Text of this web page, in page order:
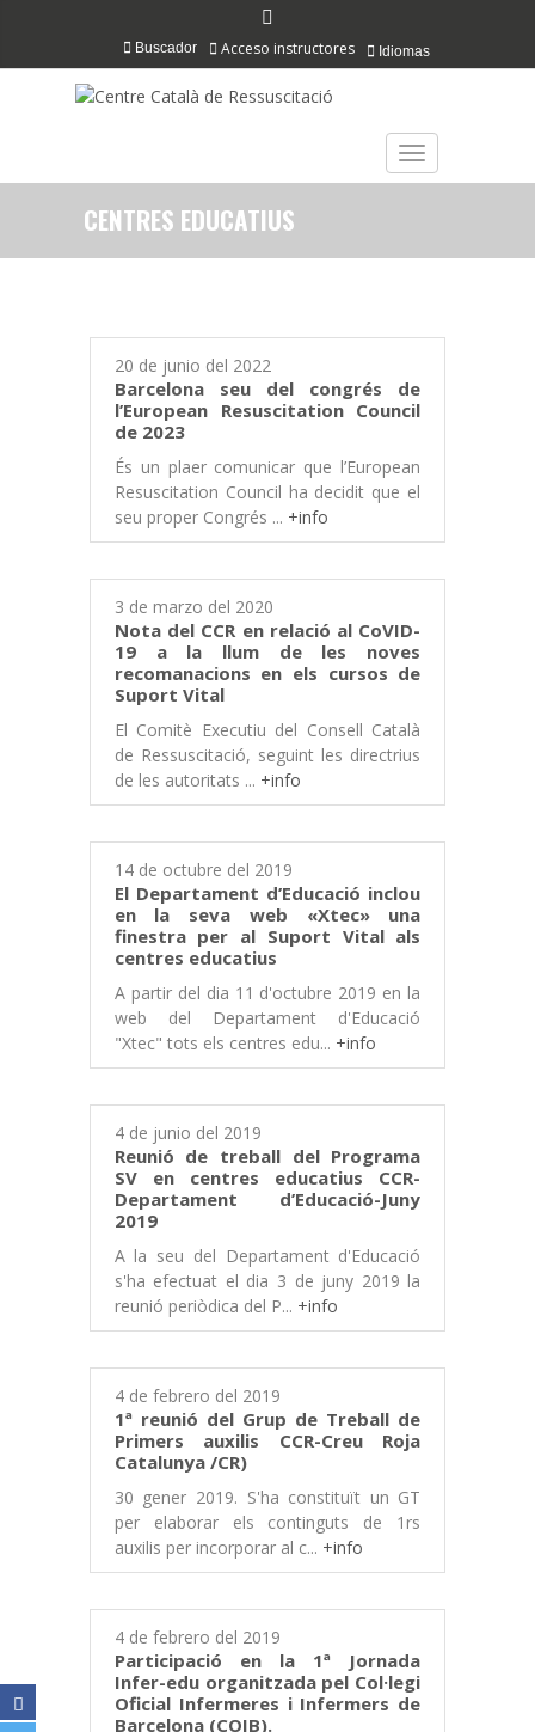
Idiomas
Acceso instructores
Buscador
TOGGLE
CENTRES EDUCATIUS
20 de junio del 2022
Barcelona seu del congrés de
l’European Resuscitation Council
de 2023
És un plaer comunicar que l’European
Resuscitation Council ha decidit que el
seu proper Congrés ... +info
3 de marzo del 2020
Nota del CCR en relació al CoVID-
19 a la llum de les noves
recomanacions en els cursos de
Suport Vital
El Comitè Executiu del Consell Català
de Ressuscitació, seguint les directrius
de les autoritats ... +info
14 de octubre del 2019
El Departament d’Educació inclou
en la seva web «Xtec» una
finestra per al Suport Vital als
centres educatius
A partir del dia 11 d'octubre 2019 en la
web del Departament d'Educació
"Xtec" tots els centres edu... +info
4 de junio del 2019
Reunió de treball del Programa
SV en centres educatius CCR-
Departament d’Educació-Juny
2019
A la seu del Departament d'Educació
s'ha efectuat el dia 3 de juny 2019 la
reunió periòdica del P... +info
4 de febrero del 2019
1ª reunió del Grup de Treball de
Primers auxilis CCR-Creu Roja
Catalunya /CR)
30 gener 2019. S'ha constituït un GT
per elaborar els continguts de 1rs
auxilis per incorporar al c... +info
4 de febrero del 2019
Participació en la 1ª Jornada
Infer-edu organitzada pel Col·legi
Oficial Infermeres i Infermers de
Barcelona (COIB).